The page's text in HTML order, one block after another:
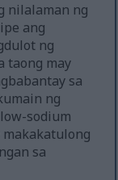
nilalaman ng
ang
ng
taong may
sa
ng
sodium
sa